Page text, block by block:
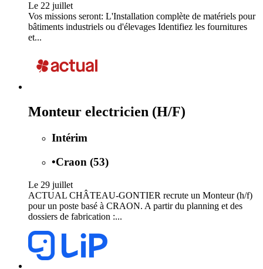
Le 22 juillet
Vos missions seront: L'Installation complète de matériels pour
bâtiments industriels ou d'élevages Identifiez les fournitures
et...
Monteur electricien (H/F)
Intérim
•Craon (53)
Le 29 juillet
ACTUAL CHÂTEAU-GONTIER recrute un Monteur (h/f)
pour un poste basé à CRAON. A partir du planning et des
dossiers de fabrication :...